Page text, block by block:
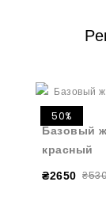
50%
Базовый
красный
₴2650